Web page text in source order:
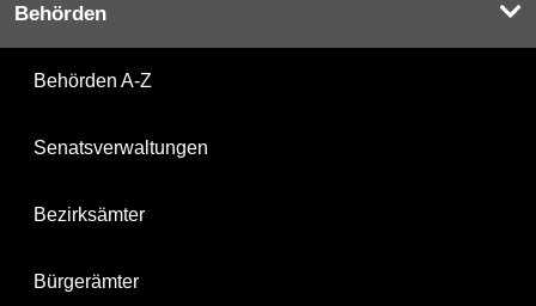
Behörden
Behörden A-Z
Senatsverwaltungen
Bezirksämter
Bürgerämter